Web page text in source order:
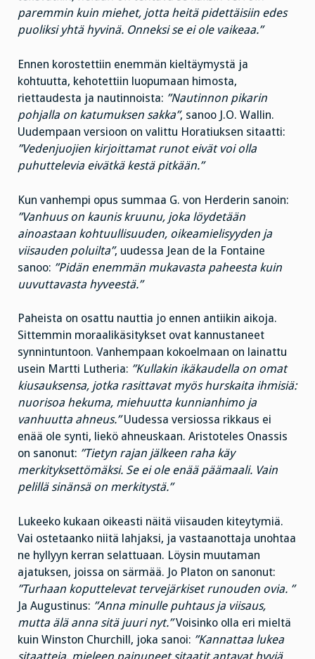
paremmin kuin miehet, jotta heitä pidettäisiin edes
puoliksi yhtä hyvinä. Onneksi se ei ole vaikeaa.”
Ennen korostettiin enemmän kieltäymystä ja
kohtuutta, kehotettiin luopumaan himosta,
riettaudesta ja nautinnoista: ”Nautinnon pikarin
pohjalla on katumuksen sakka”, sanoo J.O. Wallin.
Uudempaan versioon on valittu Horatiuksen sitaatti:
”Vedenjuojien kirjoittamat runot eivät voi olla
puhuttelevia eivätkä kestä pitkään.”
Kun vanhempi opus summaa G. von Herderin sanoin:
”Vanhuus on kaunis kruunu, joka löydetään
ainoastaan kohtuullisuuden, oikeamielisyyden ja
viisauden poluilta”, uudessa Jean de la Fontaine
sanoo: ”Pidän enemmän mukavasta paheesta kuin
uuvuttavasta hyveestä.”
Paheista on osattu nauttia jo ennen antiikin aikoja.
Sittemmin moraalikäsitykset ovat kannustaneet
synnintuntoon. Vanhempaan kokoelmaan on lainattu
usein Martti Lutheria: ”Kullakin ikäkaudella on omat
kiusauksensa, jotka rasittavat myös hurskaita ihmisiä:
nuorisoa hekuma, miehuutta kunnianhimo ja
vanhuutta ahneus.”Uudessa versiossa rikkaus ei
enää ole synti, liekö ahneuskaan. Aristoteles Onassis
on sanonut: ”Tietyn rajan jälkeen raha käy
merkityksettömäksi. Se ei ole enää päämaali. Vain
pelillä sinänsä on merkitystä.”
Lukeeko kukaan oikeasti näitä viisauden kiteytymiä.
Vai ostetaanko niitä lahjaksi, ja vastaanottaja unohtaa
ne hyllyyn kerran selattuaan. Löysin muutaman
ajatuksen, joissa on särmää. Jo Platon on sanonut:
”Turhaan koputtelevat tervejärkiset runouden ovia. ”
Ja Augustinus: ”Anna minulle puhtaus ja viisaus,
mutta älä anna sitä juuri nyt.” Voisinko olla eri mieltä
kuin Winston Churchill, joka sanoi: ”Kannattaa lukea